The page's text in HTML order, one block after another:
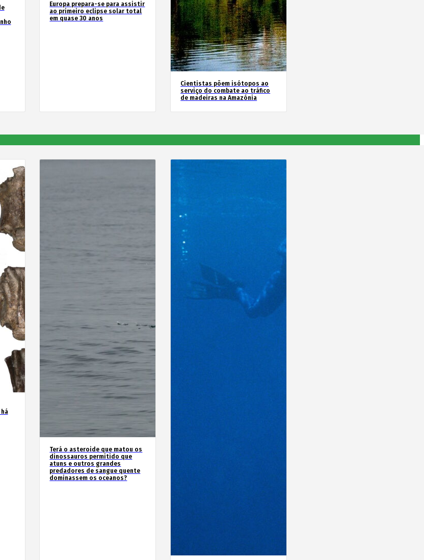
Europa prepara-se para assistir
ao primeiro eclipse solar total
em quase 30 anos
Cientistas põem isótopos ao
serviço do combate ao tráfico
de madeiras na Amazónia
Terá o asteroide que matou os
dinossauros permitido que
atuns e outros grandes
predadores de sangue quente
dominassem os oceanos?